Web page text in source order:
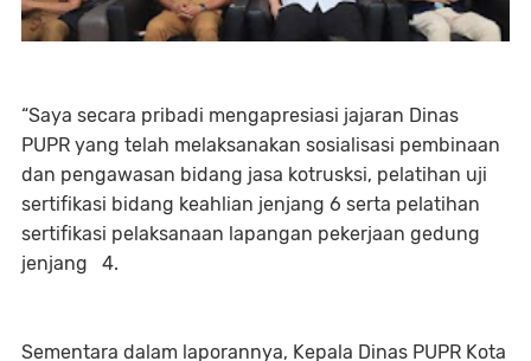
“Saya secara pribadi mengapresiasi jajaran Dinas
PUPR yang telah melaksanakan sosialisasi pembinaan
dan pengawasan bidang jasa kotrusksi, pelatihan uji
sertifikasi bidang keahlian jenjang 6 serta pelatihan
sertifikasi pelaksanaan lapangan pekerjaan gedung
jenjang 4.
Sementara dalam laporannya, Kepala Dinas PUPR Kota